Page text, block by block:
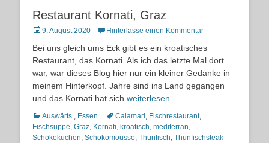
Restaurant Kornati, Graz
Posted
9. August 2020 Hinterlasse einen Kommentar
Bei uns gleich ums Eck gibt es ein kroatisches
Restaurant, das Kornati. Als ich das letzte Mal dort
war, war dieses Blog hier nur ein kleiner Gedanke in
meinem Hinterkopf. Jahre sind ins Land gegangen
und das Kornati hat sich weiterlesen…
Kategorien
Auswärts., Essen. Schlagworte
Calamari, Fischrestaurant,
Fischsuppe, Graz, Kornati, kroatisch, mediterran,
Schokokuchen, Schokomousse, Thunfisch, Thunfischsteak